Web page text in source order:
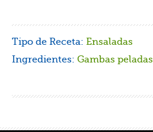
Tipo de Receta: Ensaladas
Ingredientes: Gambas peladas